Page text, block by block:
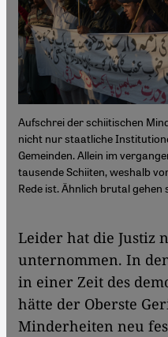
Aufschrei der schiitischen
nicht nur staatliche
Gemeinden. Allein im
tausende Schiiten, weshalb
Rede ist. Ähnlich brutal gehen
Leider hat die Justiz
unternommen. In
in einer Zeit des
hätte der Oberste
Minderheiten neu